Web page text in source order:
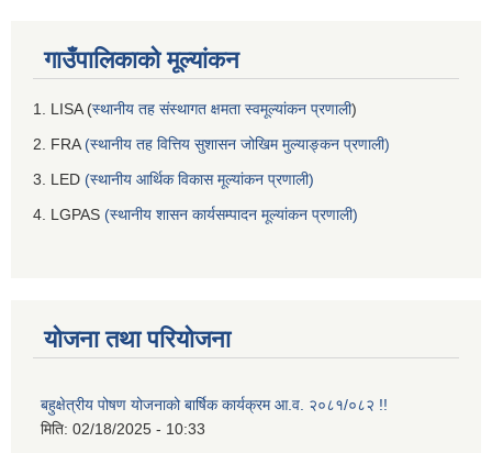
गाउँपालिकाको मूल्यांकन
1. LISA (स्थानीय तह संस्थागत क्षमता स्वमूल्यांकन प्रणाली)
2. FRA(स्थानीय तह वित्तिय सुशासन जोखिम मुल्याङ्कन प्रणाली)
3. LED (स्थानीय आर्थिक विकास मूल्यांकन प्रणाली)
4. LGPAS (स्थानीय शासन कार्यसम्पादन मूल्यांकन प्रणाली)
योजना तथा परियोजना
बहुक्षेत्रीय पोषण योजनाको बार्षिक कार्यक्रम आ.व. २०८१/०८२ !!
मिति: 02/18/2025 - 10:33